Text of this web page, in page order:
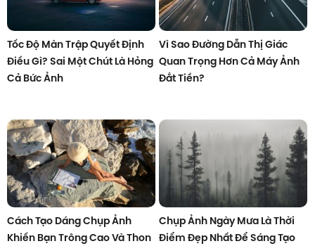
Tốc Độ Màn Trập Quyết Định
Điều Gì? Sai Một Chút Là Hỏng
Cả Bức Ảnh
Vì Sao Đường Dẫn Thị Giác
Quan Trọng Hơn Cả Máy Ảnh
Đắt Tiền?
Cách Tạo Dáng Chụp Ảnh
Khiến Bạn Trông Cao Và Thon
Chụp Ảnh Ngày Mưa Là Thời
Điểm Đẹp Nhất Để Sáng Tạo